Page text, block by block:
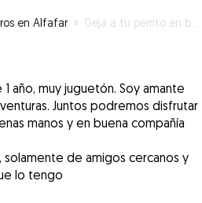
en Alfafar » Deja a tu perrito en buenas manos
año, muy juguetón. Soy amante
Juntos podremos disfrutar
manos y en buena compañía
de amigos cercanos y
lo tengo